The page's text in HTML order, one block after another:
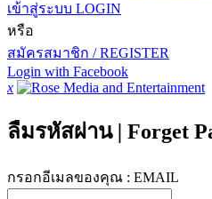
เข้าสู่ระบบ LOGIN
หรือ
สมัครสมาชิก / REGISTER
Login with Facebook
x
ลืมรหัสผ่าน | Forget
กรอกอีเมลของคุณ : EMAIL